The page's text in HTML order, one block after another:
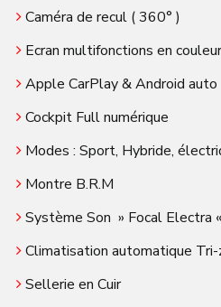
Caméra de recul ( 360° )
Ecran multifonctions en
Apple CarPlay & Android auto
Cockpit Full numérique
Modes : Sport, Hybride,
Montre B.R.M
Système Son » Focal Electra «
Climatisation automatique Tri-
Sellerie en Cuir